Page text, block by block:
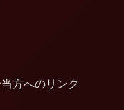
当方へのリンク